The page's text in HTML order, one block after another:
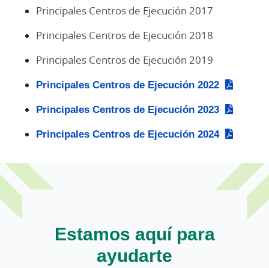
Principales Centros de Ejecución 2017
Principales Centros de Ejecución 2018
Principales Centros de Ejecución 2019
Principales Centros de Ejecución 2022
Principales Centros de Ejecución 2023
Principales Centros de Ejecución 2024
Estamos aquí para
ayudarte